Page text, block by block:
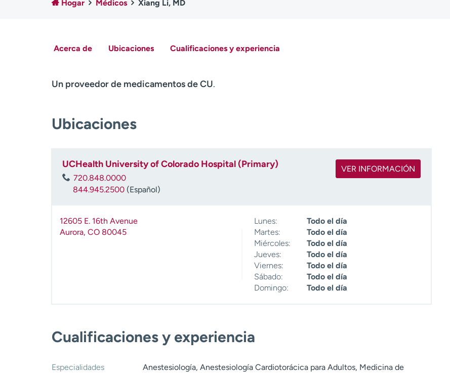
Hogar Médicos Xiang Li, MD
Acerca de Ubicaciones Cualificaciones y experiencia
Un proveedor de medicamentos de CU.
Ubicaciones
UCHealth University of Colorado Hospital (Primary)
720.848.0000
844.945.2500 (Español)
VER INFORMACIÓN
12605 E. 16th Avenue
Aurora, CO 80045
Lunes:
Todo el día
Martes:
Todo el día
Miércoles:
Todo el día
Jueves:
Todo el día
Viernes:
Todo el día
Sábado:
Todo el día
Domingo:
Todo el día
Cualificaciones y experiencia
Especialidades
Anestesiología, Anestesiología Cardiotorácica para Adultos, Medicina de